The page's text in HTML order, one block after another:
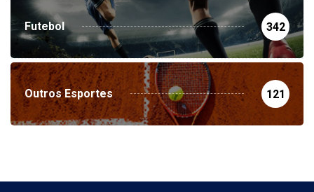
Futebol 342
Outros Esportes 121